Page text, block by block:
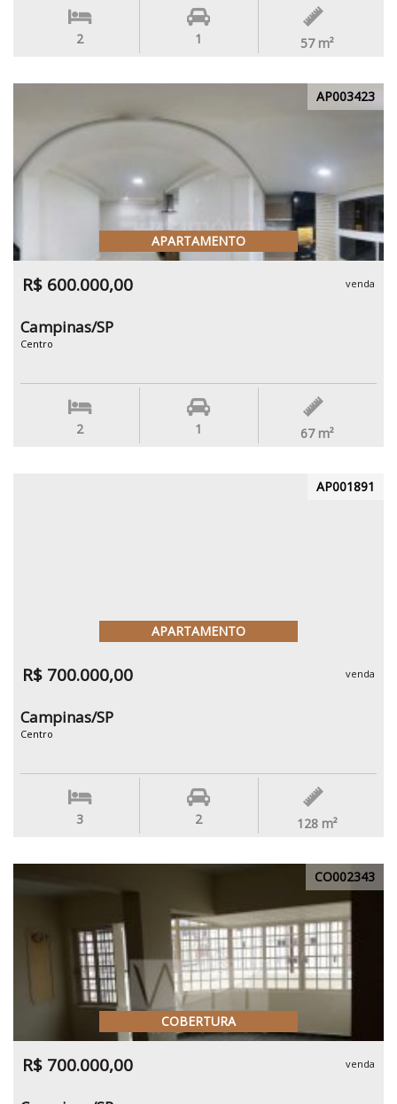
2 1 57 m²
AP003423
APARTAMENTO
R$ 600.000,00 venda
Campinas/SP
Centro
2 1 67 m²
AP001891
APARTAMENTO
R$ 700.000,00 venda
Campinas/SP
Centro
3 2 128 m²
CO002343
COBERTURA
R$ 700.000,00 venda